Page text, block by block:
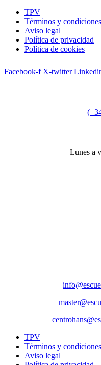
TPV
Términos y
Aviso legal
Política de privacidad
Política de cookies
Facebook-f X-twitter
Lunes a
TPV
Términos y
Aviso legal